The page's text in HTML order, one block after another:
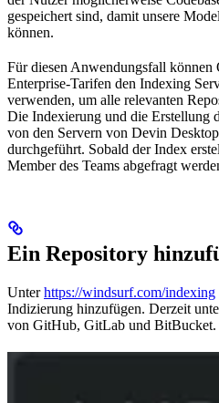
gespeichert sind, damit unsere
können.
Für diesen Anwendungsfall können
Enterprise-Tarifen den Indexing
verwenden, um alle relevanten
Die Indexierung und die Erstellung
von den Servern von Devin
durchgeführt. Sobald der Index
Member des Teams abgefragt
Ein Repository
Unterhttps://windsurf.com/indexing
Indizierung hinzufügen. Derzeit
von GitHub, GitLab und BitBucket.